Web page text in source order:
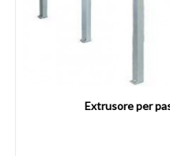
Extrusore per